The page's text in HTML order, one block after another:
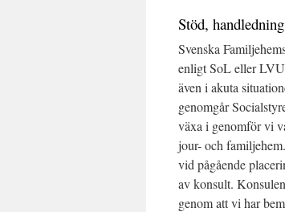
Stöd,
Svenska
enligt SoL eller LVU
även i akuta
genomgår
växa i genomför vi
jour- och
vid pågående
av konsult.
genom att vi har